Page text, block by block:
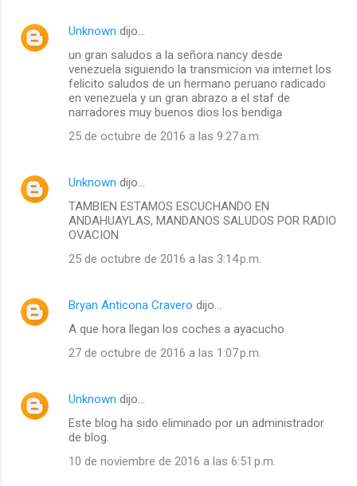
Unknown dijo…
un gran saludos a la señora nancy desde
venezuela siguiendo la transmicion via internet los
felicito saludos de un hermano peruano radicado
en venezuela y un gran abrazo a el staf de
narradores muy buenos dios los bendiga
25 de octubre de 2016 a las 9:27 a.m.
Unknown dijo…
TAMBIEN ESTAMOS ESCUCHANDO EN
ANDAHUAYLAS, MANDANOS SALUDOS POR RADIO
OVACION
25 de octubre de 2016 a las 3:14 p.m.
Bryan Anticona Cravero dijo…
A que hora llegan los coches a ayacucho
27 de octubre de 2016 a las 1:07 p.m.
Unknown dijo…
Este blog ha sido eliminado por un administrador
de blog.
10 de noviembre de 2016 a las 6:51 p.m.